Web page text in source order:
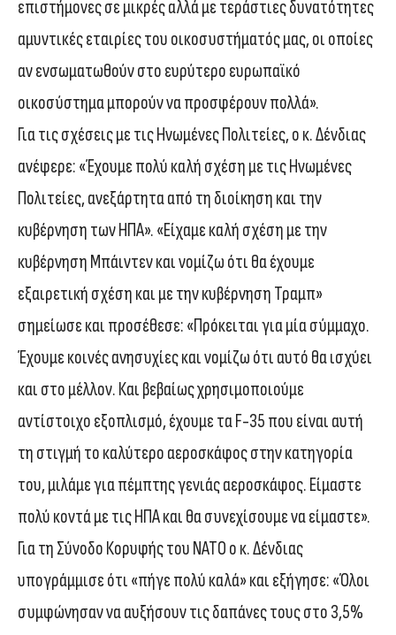
επιστήμονες σε μικρές αλλά με τεράστιες δυνατότητες
αμυντικές εταιρίες του οικοσυστήματός μας, οι οποίες
αν ενσωματωθούν στο ευρύτερο ευρωπαϊκό
οικοσύστημα μπορούν να προσφέρουν πολλά».
Για τις σχέσεις με τις Ηνωμένες Πολιτείες, ο κ. Δένδιας
ανέφερε: «Έχουμε πολύ καλή σχέση με τις Ηνωμένες
Πολιτείες, ανεξάρτητα από τη διοίκηση και την
κυβέρνηση των ΗΠΑ». «Είχαμε καλή σχέση με την
κυβέρνηση Μπάιντεν και νομίζω ότι θα έχουμε
εξαιρετική σχέση και με την κυβέρνηση Τραμπ»
σημείωσε και προσέθεσε: «Πρόκειται για μία σύμμαχο.
Έχουμε κοινές ανησυχίες και νομίζω ότι αυτό θα ισχύει
και στο μέλλον. Και βεβαίως χρησιμοποιούμε
αντίστοιχο εξοπλισμό, έχουμε τα F-35 που είναι αυτή
τη στιγμή το καλύτερο αεροσκάφος στην κατηγορία
του, μιλάμε για πέμπτης γενιάς αεροσκάφος. Είμαστε
πολύ κοντά με τις ΗΠΑ και θα συνεχίσουμε να είμαστε».
Για τη Σύνοδο Κορυφής του ΝΑΤΟ ο κ. Δένδιας
υπογράμμισε ότι «πήγε πολύ καλά» και εξήγησε: «Όλοι
συμφώνησαν να αυξήσουν τις δαπάνες τους στο 3,5%